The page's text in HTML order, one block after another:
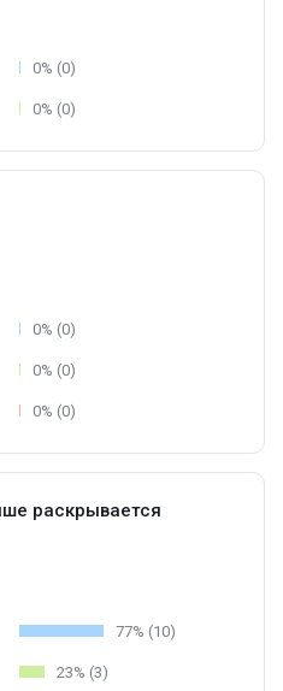
0% (0)
0% (0)
0% (0)
0% (0)
0% (0)
раскрывается
77% (10)
23% (3)